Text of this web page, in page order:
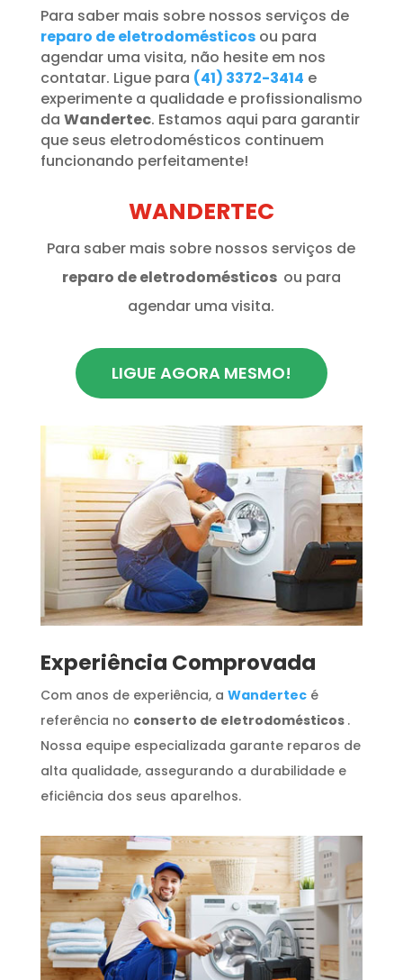
Para saber mais sobre nossos serviços de
reparo de eletrodomésticos ou para
agendar uma visita, não hesite em nos
contatar. Ligue para (41) 3372-3414 e
experimente a qualidade e profissionalismo
da Wandertec. Estamos aqui para garantir
que seus eletrodomésticos continuem
funcionando perfeitamente!
WANDERTEC
Para saber mais sobre nossos serviços de
reparo de eletrodomésticos ou para
agendar uma visita.
LIGUE AGORA MESMO!
​Experiência Comprovada
Com anos de experiência, a Wandertecé
referência no conserto de eletrodomésticos .
Nossa equipe especializada garante reparos de
alta qualidade, assegurando a durabilidade e
eficiência dos seus aparelhos.